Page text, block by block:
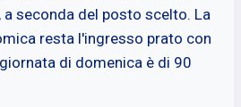
a seconda del posto scelto. La
resta l'ingresso prato con
di domenica è di 90